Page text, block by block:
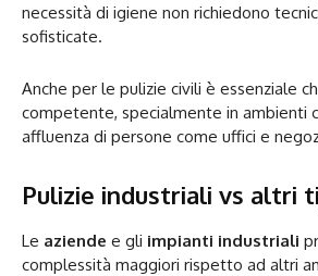
necessità di igiene non richiedono
sofisticate.
Anche per le pulizie civili è essenziale
competente, specialmente in ambienti
affluenza di persone come uffici e
Pulizie industriali vs altri
Le aziende e gli impianti industriali
complessità maggiori rispetto ad altri